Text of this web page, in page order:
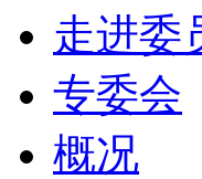
走进委
专委会
概况